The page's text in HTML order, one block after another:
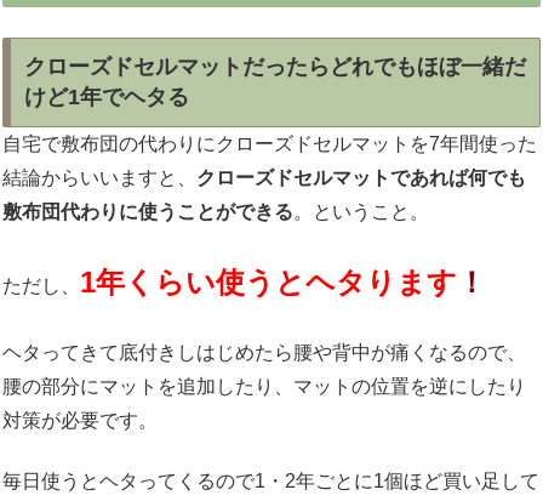
クローズドセルマットだったらどれでもほぼ一緒だ
けど1年でヘタる
自宅で敷布団の代わりにクローズドセルマットを7年間使った
結論からいいますと、 クローズドセルマットであれば何でも
敷布団代わりに使うことができる。ということ。
ただし、 1年くらい使うとヘタります ！
ヘタってきて底付きしはじめたら腰や背中が痛くなるので、
腰の部分にマットを追加したり、マットの位置を逆にしたり
対策が必要です。
毎日使うとヘタってくるので1・2年ごとに1個ほど買い足して